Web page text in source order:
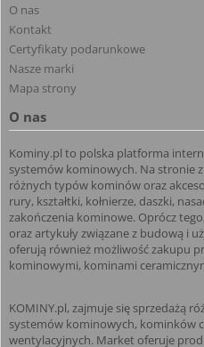
O nas
Kontakt
Certyfikaty podarunkowe
Nasze marki
Mapa strony
O nas
Kominy.pl to polska platforma
systemów kominowych. Na stronie
różnych typów kominów oraz
rury, kształtki, kołnierze, daszki,
zakończenia kominowe. Oprócz
oraz artykuły związane z budową i
oferują również możliwość zakupu
kominowymi, kominami
KOMINY.pl, zajmuje się sprzedażą
systemów kominowych, kominków
wentylacyjnych. Market oferuje